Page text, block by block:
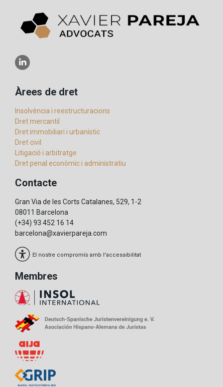
Àrees de dret
Insolvència i reestructuracions
Dret mercantil
Dret immobiliari i urbanístic
Dret civil
Litigació i arbitratge
Dret penal econòmic i administratiu
Contacte
Gran Via de les Corts Catalanes, 529, 1-2
08011 Barcelona
(+34) 93 452 16 14
barcelona@xavierpareja.com
El nostre compromís amb l'accessibilitat
Membres